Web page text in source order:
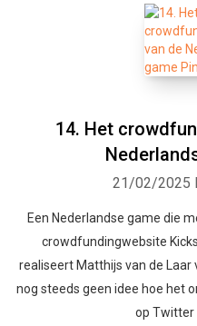
14. Het
21/02/2025
Een Nederlandse game die
crowdfundingwebsite
realiseert Matthijs van de Laar
nog steeds geen idee hoe het
op Twitter